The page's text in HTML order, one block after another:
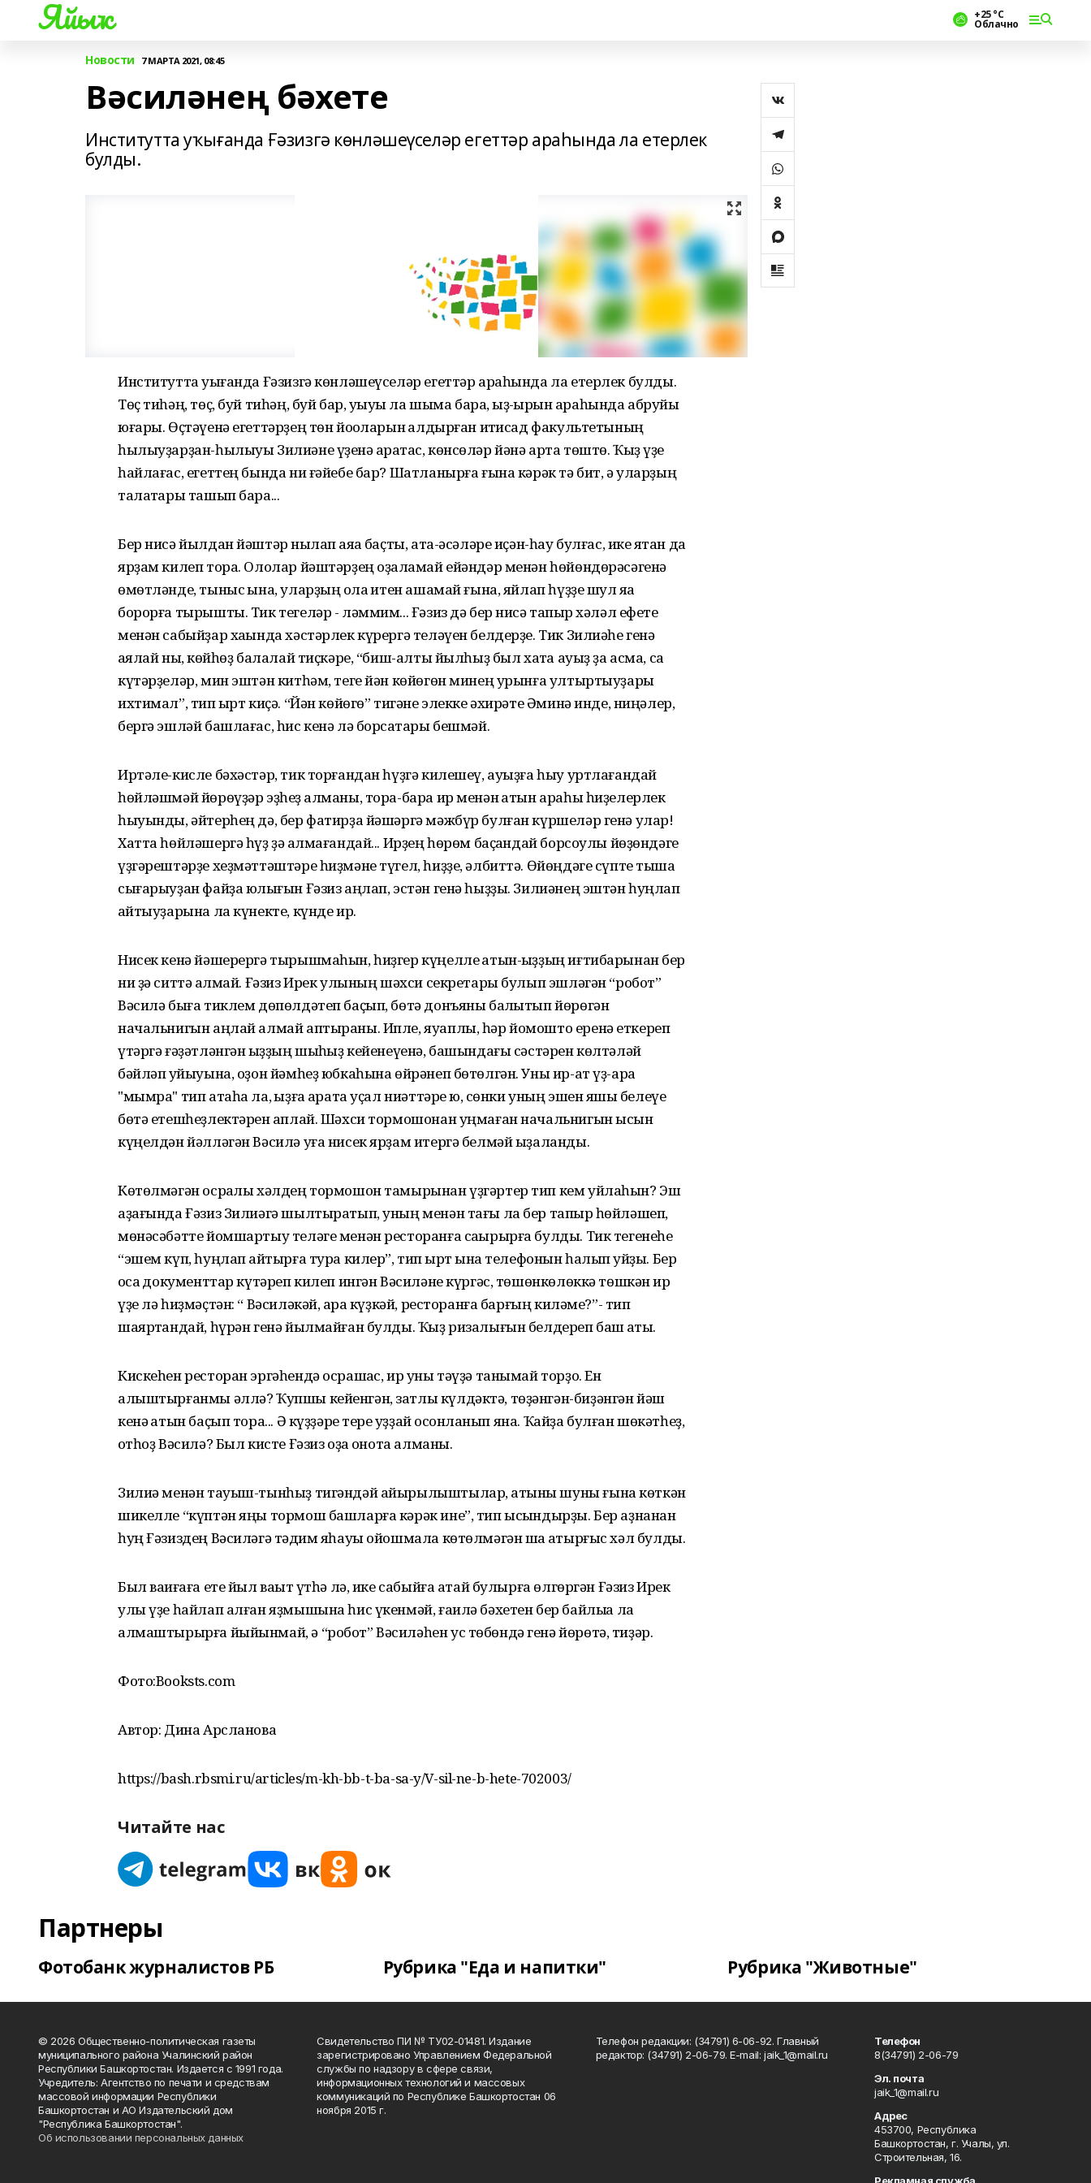
Яйыҡ +25 °С
Облачно
Новости 7 МАРТА 2021, 08:45
Вәсиләнең бәхете
Институтта уҡығанда Ғәзизгә көнләшеүселәр егеттәр араһында ла етерлек
булды.
Институтта уҡығанда Ғәзизгә көнләшеүселәр егеттәр араһында ла етерлек булды.
Төҫ тиһәң, төҫ, буй тиһәң, буй бар, уҡыуы ла шыма бара, ҡыҙ-ҡырҡын араһында абруйы
юғары. Өҫтәүенә егеттәрҙең төн йоҡоларын ҡалдырған иҡтисад факультетының
һылыуҙарҙан-һылыуы Зилиәне үҙенә ҡаратҡас, көнсөләр йәнә арта төштө. Ҡыҙ үҙе
һайлағас, егеттең бында ни ғәйебе бар? Шатланырға ғына кәрәк тә бит, ә уларҙың
талаҡтары ташып бара...
Бер нисә йылдан йәштәр ныҡлап аяҡҡа баҫты, ата-әсәләре иҫән-һау булғас, ике яҡтан да
ярҙам килеп тора. Ололар йәштәрҙең оҙаҡламай ейәндәр менән һөйөндөрәсәгенә
өмөтләнде, тыныс ҡына, уларҙың ҡолаҡ итен ашамай ғына, яйлап һүҙҙе шул яҡҡа
борорға тырышты. Тик тегеләр - ләммим... Ғәзиз дә бер нисә тапҡыр хәләл ефете
менән сабыйҙар хаҡында хәстәрлек күрергә теләүен белдерҙе. Тик Зилиәһе генә
ҡаялай ныҡ, көйһөҙ балалай тиҫкәре, “биш-алты йылһыҙ был хаҡта ауыҙ ҙа асма, саҡ
күтәрҙеләр, мин эштән китһәм, теге йән көйөгөн минең урынға ултыртыуҙары
ихтимал”, тип ҡырт киҫә. “Йән көйөгө” тигәне элекке әхирәте Әминә инде, ниңәлер,
бергә эшләй башлағас, һис кенә лә борсаҡтары бешмәй.
Иртәле-кисле бәхәстәр, тик торғандан һүҙгә килешеү, ауыҙға һыу уртлағандай
һөйләшмәй йөрөүҙәр эҙһеҙ ҡалманы, тора-бара ир менән ҡатын араһы һиҙелерлек
һыуынды, әйтерһең дә, бер фатирҙа йәшәргә мәжбүр булған күршеләр генә улар!
Хатта һөйләшергә һүҙ ҙә ҡалмағандай... Ирҙең һөрөм баҫҡандай борсоулы йөҙөндәге
үҙгәрештәрҙе хеҙмәттәштәре һиҙмәне түгел, һиҙҙе, әлбиттә. Өйөңдәге сүпте тышҡа
сығарыуҙан файҙа юҡлығын Ғәзиз аңлап, эстән генә һыҙҙы. Зилиәнең эштән һуңлап
ҡайтыуҙарына ла күнекте, күнде ир.
Нисек кенә йәшерергә тырышмаһын, һиҙгер күңелле ҡатын-ҡыҙҙың иғтибарынан бер
ни ҙә ситтә ҡалмай. Ғәзиз Ирек улының шәхси секретары булып эшләгән “робот”
Вәсилә быға тиклем дөпөлдәтеп баҫып, бөтә донъяны балҡытып йөрөгән
начальнигын аңлай алмай аптыраны. Ипле, яуаплы, һәр йомошто еренә еткереп
үтәргә ғәҙәтләнгән ҡыҙҙың шыҡһыҙ кейенеүенә, башындағы сәстәрен көлтәләй
бәйләп ҡуйыуына, оҙон йәмһеҙ юбкаһына өйрәнеп бөтөлгән. Уны ир-ат үҙ-ара
"мымра" тип атаһа ла, ҡыҙға ҡарата уҫал ниәттәре юҡ, сөнки уның эшен яҡшы белеүе
бөтә етешһеҙлектәрен ҡаплай. Шәхси тормошонан уңмаған начальнигын ысын
күңелдән йәлләгән Вәсилә уға нисек ярҙам итергә белмәй ыҙаланды.
Көтөлмәгән осраҡлы хәлдең тормошон тамырынан үҙгәртер тип кем уйлаһын? Эш
аҙағында Ғәзиз Зилиәгә шылтыратып, уның менән тағы ла бер тапҡыр һөйләшеп,
мөнәсәбәтте йомшартыу теләге менән ресторанға саҡырырға булды. Тик тегенеһе
“эшем күп, һуңлап ҡайтырға тура килер”, тип ҡырт ҡына телефонын һалып ҡуйҙы. Бер
ҡосаҡ документтар күтәреп килеп ингән Вәсиләне күргәс, төшөнкөлөккә төшкән ир
үҙе лә һиҙмәҫтән: “ Вәсиләкәй, ҡара күҙкәй, ресторанға барғың киләме?”- тип
шаяртҡандай, һүрән генә йылмайған булды. Ҡыҙ ризалығын белдереп баш ҡаҡты.
Кискеһен ресторан эргәһендә осрашҡас, ир уны тәүҙә танымай торҙо. Ен
алыштырғанмы әллә? Ҡупшы кейенгән, затлы күлдәктә, төҙәнгән-биҙәнгән йәш
кенә ҡатын баҫып тора... Ә күҙҙәре тере ҡуҙҙай осҡонланып яна. Ҡайҙа булған шөкәтһеҙ,
ҡотһоҙ Вәсилә? Был кисте Ғәзиз оҙаҡ онота алманы.
Зилиә менән тауыш-тынһыҙ тигәндәй айырылыштылар, ҡатыны шуны ғына көткән
шикелле “күптән яңы тормош башларға кәрәк ине”, тип ысҡындырҙы. Бер аҙнанан
һуң Ғәзиздең Вәсиләгә тәҡдим яһауы ойошмала көтөлмәгән шаҡ ҡатырғыс хәл булды.
Был ваҡиғаға ете йыл ваҡыт үтһә лә, ике сабыйға атай булырға өлгөргән Ғәзиз Ирек
улы үҙе һайлап алған яҙмышына һис үкенмәй, ғаилә бәхетен бер байлыҡҡа ла
алмаштырырға йыйынмай, ә “робот” Вәсиләһен ус төбөндә генә йөрөтә, тиҙәр.
Фото:Booksts.com
Автор: Дина Арсланова
https://bash.rbsmi.ru/articles/m-kh-bb-t-ba-sa-y/V-sil-ne-b-hete-702003/
Читайте нас
Партнеры
Фотобанк журналистов РБ Рубрика "Еда и напитки" Рубрика "Животные"
© 2026 Общественно-политическая газеты
муниципального района Учалинский район
Республики Башкортостан. Издается с 1991 года.
Учредитель: Агентство по печати и средствам
массовой информации Республики
Башкортостан и АО Издательский дом
"Республика Башкортостан".
Об использовании персональных данных
Свидетельство ПИ № ТУ02-01481. Издание
зарегистрировано Управлением Федеральной
службы по надзору в сфере связи,
информационных технологий и массовых
коммуникаций по Республике Башкортостан 06
ноября 2015 г.
Телефон редакции: (34791) 6-06-92. Главный
редактор: (34791) 2-06-79. Е-mаil: jaik_1@mail.ru
Телефон
8(34791) 2-06-79
Эл. почта
jaik_1@mail.ru
Адрес
453700, Республика
Башкортостан, г. Учалы, ул.
Строительная, 16.